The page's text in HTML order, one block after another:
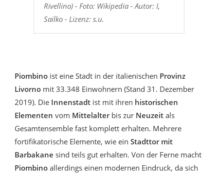
Rivellino) - Foto: Wikipedia - Autor: I,
Sailko - Lizenz: s.u.
Piombino ist eine Stadt in der italienischen Provinz
Livorno mit 33.348 Einwohnern (Stand 31. Dezember
2019). Die Innenstadt ist mit ihren historischen
Elementen vom Mittelalterbis zur Neuzeit als
Gesamtensemble fast komplett erhalten. Mehrere
fortifikatorische Elemente, wie ein Stadttor mit
Barbakane sind teils gut erhalten. Von der Ferne macht
Piombino allerdings einen modernen Eindruck, da sich